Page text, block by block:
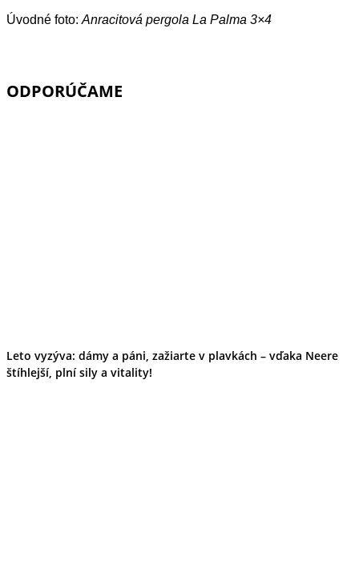
Úvodné foto: Anracitová pergola La Palma 3×4
ODPORÚČAME
Leto vyzýva: dámy a páni, zažiarte v plavkách – vďaka Neere
štíhlejší, plní sily a vitality!